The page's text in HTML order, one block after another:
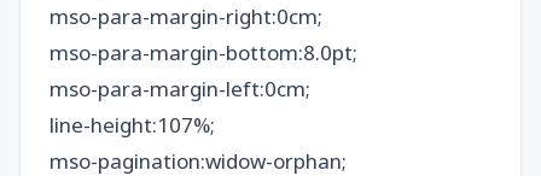
mso-para-margin-right:0cm;
mso-para-margin-bottom:8.0pt;
mso-para-margin-left:0cm;
line-height:107%;
mso-pagination:widow-orphan;